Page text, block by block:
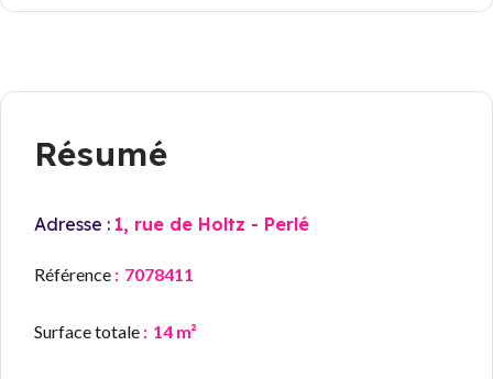
Résumé
Adresse : 1, rue de Holtz - Perlé
Référence 7078411
Surface totale 14 m²